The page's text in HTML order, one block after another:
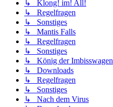
↳ Klong! im! All!
↳ Regelfragen
↳ Sonstiges
↳ Mantis Falls
↳ Regelfragen
↳ Sonstiges
↳ König der Imbisswagen
↳ Downloads
↳ Regelfragen
↳ Sonstiges
↳ Nach dem Virus